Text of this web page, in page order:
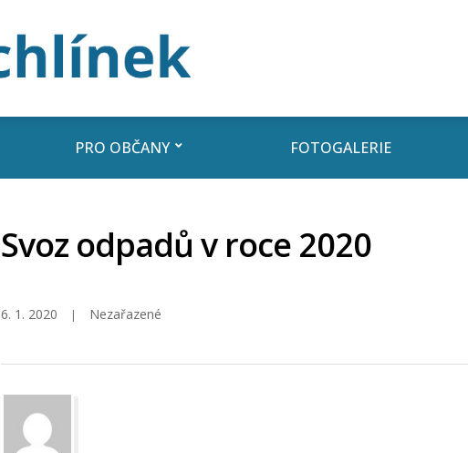
PRO OBČANY FOTOGALERIE
Svoz odpadů v roce 2020
6. 1. 2020 Nezařazené